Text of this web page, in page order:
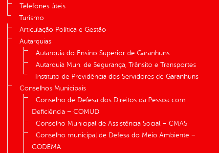
Telefones úteis
Turismo
Articulação Política e Gestão
Autarquias
Autarquia do Ensino Superior de Garanhuns
Autarquia Mun. de Segurança, Trânsito e Transportes
Instituto de Previdência dos Servidores de Garanhuns
Conselhos Municipais
Conselho de Defesa dos Direitos da Pessoa com
Deficiência – COMUD
Conselho Municipal de Assistência Social – CMAS
Conselho municipal de Defesa do Meio Ambiente –
CODEMA